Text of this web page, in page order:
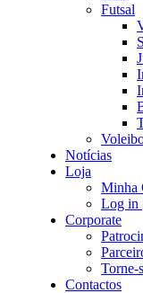
Futsal
Notícias
Loja
Minha
Log in
Corporate
Torne-
Contactos